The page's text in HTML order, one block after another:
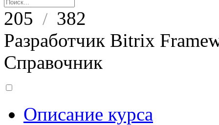
205 / 382
Разработчик Bitrix
Справочник
Описание курса